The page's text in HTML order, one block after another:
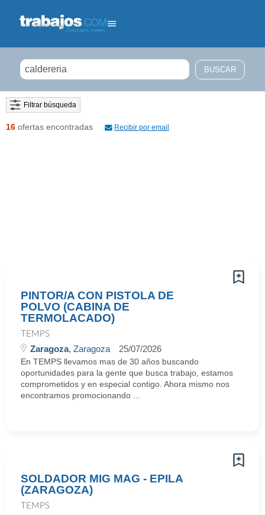
Filtrar búsqueda
16 ofertas encontradas Recibir por email
PINTOR/A CON PISTOLA DE
POLVO (CABINA DE
TERMOLACADO)
TEMPS
Zaragoza, Zaragoza 25/07/2026
En TEMPS llevamos mas de 30 años buscando
oportunidades para la gente que busca trabajo, estamos
comprometidos y en especial contigo. Ahora mismo nos
encontramos promocionando ...
SOLDADOR MIG MAG - EPILA
(ZARAGOZA)
TEMPS